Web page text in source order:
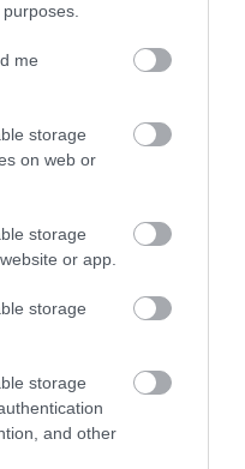
me
storage
on web or
storage
or app.
storage
storage
and other